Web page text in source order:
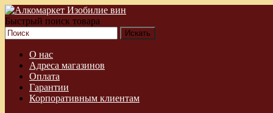
Быстрый поиск товара
О нас
Адреса магазинов
Оплата
Гарантии
Корпоративным клиентам